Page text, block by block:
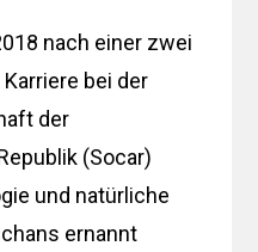
nach einer zwei
bei der
der
(Socar)
und natürliche
ernannt